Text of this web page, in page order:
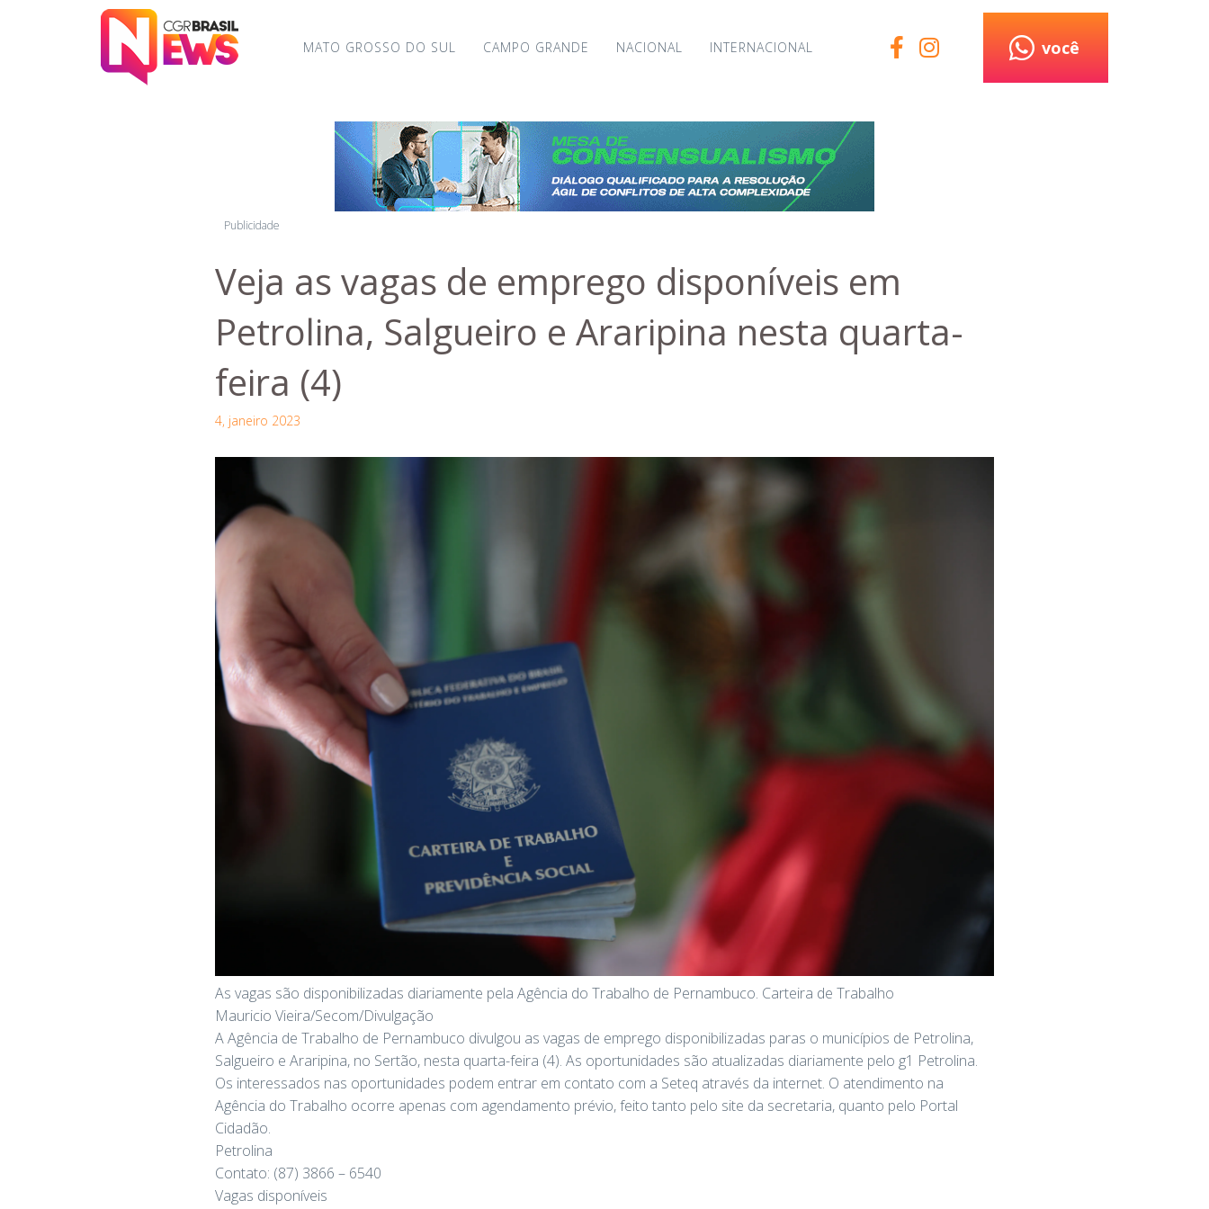
MATO GROSSO DO SUL CAMPO GRANDE NACIONAL INTERNACIONAL você
Publicidade
Veja as vagas de emprego disponíveis em
Petrolina, Salgueiro e Araripina nesta quarta-
feira (4)
4, janeiro 2023
As vagas são disponibilizadas diariamente pela Agência do Trabalho de Pernambuco. Carteira de Trabalho
Mauricio Vieira/Secom/Divulgação
A Agência de Trabalho de Pernambuco divulgou as vagas de emprego disponibilizadas paras o municípios de Petrolina,
Salgueiro e Araripina, no Sertão, nesta quarta-feira (4). As oportunidades são atualizadas diariamente pelo g1 Petrolina.
Os interessados nas oportunidades podem entrar em contato com a Seteq através da internet. O atendimento na
Agência do Trabalho ocorre apenas com agendamento prévio, feito tanto pelo site da secretaria, quanto pelo Portal
Cidadão.
Petrolina
Contato: (87) 3866 – 6540
Vagas disponíveis